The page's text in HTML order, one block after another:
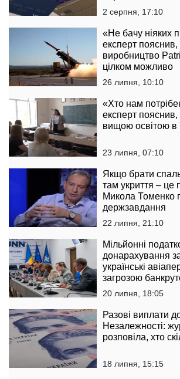
2 серпня, 17:10
«Не бачу ніяких
експерт
виробництво
цілком можливо
26 липня, 10:10
«Хто нам
експерт пояснив,
вищою освітою в
23 липня, 07:10
Якщо брати
там укриття – це
Микола Томенко
держзавдання
22 липня, 21:10
Мільйонні
донарахування
українські
загрозою
державу
20 липня, 18:05
Разові виплати
Незалежності:
розповіла, хто
18 липня, 15:15